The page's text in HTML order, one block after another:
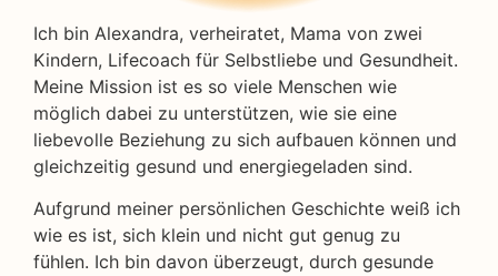
Ich bin Alexandra, verheiratet, Mama von zwei
Kindern, Lifecoach für Selbstliebe und Gesundheit.
Meine Mission ist es so viele Menschen wie
möglich dabei zu unterstützen, wie sie eine
liebevolle Beziehung zu sich aufbauen können und
gleichzeitig gesund und energiegeladen sind.
Aufgrund meiner persönlichen Geschichte weiß ich
wie es ist, sich klein und nicht gut genug zu
fühlen. Ich bin davon überzeugt, durch gesunde